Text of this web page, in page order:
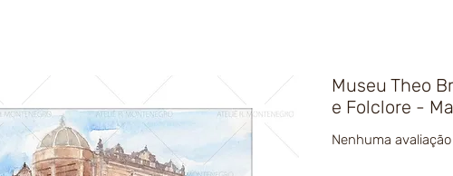
Museu Theo
e Folclore -
Nenhuma avaliação